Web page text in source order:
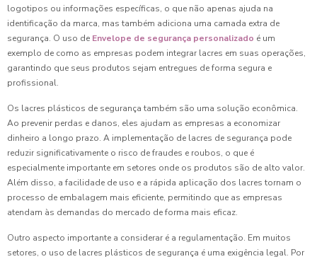
logotipos ou informações específicas, o que não apenas ajuda na
identificação da marca, mas também adiciona uma camada extra de
segurança. O uso de Envelope de segurança personalizado é um
exemplo de como as empresas podem integrar lacres em suas operações,
garantindo que seus produtos sejam entregues de forma segura e
profissional.
Os lacres plásticos de segurança também são uma solução econômica.
Ao prevenir perdas e danos, eles ajudam as empresas a economizar
dinheiro a longo prazo. A implementação de lacres de segurança pode
reduzir significativamente o risco de fraudes e roubos, o que é
especialmente importante em setores onde os produtos são de alto valor.
Além disso, a facilidade de uso e a rápida aplicação dos lacres tornam o
processo de embalagem mais eficiente, permitindo que as empresas
atendam às demandas do mercado de forma mais eficaz.
Outro aspecto importante a considerar é a regulamentação. Em muitos
setores, o uso de lacres plásticos de segurança é uma exigência legal. Por